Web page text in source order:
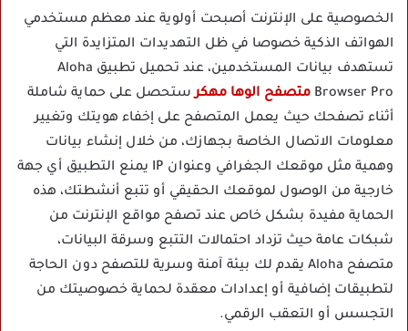
الخصوصية على الإنترنت أصبحت أولوية عند معظم مستخدمي
الهواتف الذكية خصوصا في ظل التهديدات المتزايدة التي
تستهدف بيانات المستخدمين، عند
تحميل تطبيق Aloha
Browser Pro متصفح الوها مهكرستحصل على حماية شاملة
أثناء تصفحك حيث يعمل المتصفح على إخفاء هويتك وتغيير
معلومات الاتصال الخاصة بجهازك، من خلال إنشاء بيانات
وهمية مثل موقعك الجغرافي وعنوان IP يمنع التطبيق أي جهة
خارجية من الوصول لموقعك الحقيقي أو تتبع أنشطتك، هذه
الحماية مفيدة بشكل خاص عند تصفح مواقع الإنترنت من
شبكات عامة حيث تزداد احتمالات التتبع وسرقة البيانات،
متصفح Aloha يقدم لك بيئة آمنة وسرية للتصفح دون الحاجة
لتطبيقات إضافية أو إعدادات معقدة لحماية خصوصيتك من
التجسس أو التعقب الرقمي.